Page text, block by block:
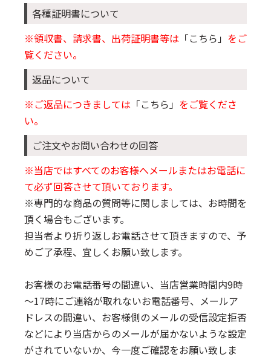
各種証明書について
※領収書、請求書、出荷証明書等は 「こちら」 をご
覧ください。
返品について
※ご返品につきましては 「こちら」 をご覧くださ
い。
ご注文やお問い合わせの回答
※当店ではすべてのお客様へメールまたはお電話に
て必ず回答させて頂いております。
※専門的な商品の質問等に関しましては、お時間を
頂く場合もございます。
担当者より折り返しお電話させて頂きますので、予
めご了承程、宜しくお願い致します。
お客様のお電話番号の間違い、当店営業時間内9時
～17時にご連絡が取れないお電話番号、メールア
ドレスの間違い、お客様側のメールの受信設定拒否
などにより当店からのメールが届かないような設定
がされていないか、今一度ご確認をお願い致しま